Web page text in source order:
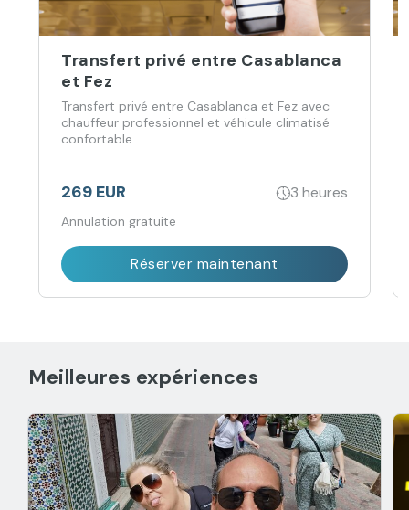
Transfert privé entre Casablanca
et Fez
Transfert privé entre Casablanca et Fez avec
chauffeur professionnel et véhicule climatisé
confortable.
269 EUR 3 heures
Annulation gratuite
Réserver maintenant
Meilleures expériences